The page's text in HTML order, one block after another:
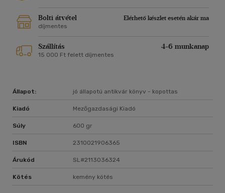
Bolti átvétel
Elérhető készlet esetén akár ma
díjmentes
Szállítás 4-6 munkanap
15 000 Ft felett díjmentes
Állapot: jó állapotú antikvár könyv - kopottas
Kiadó Mezőgazdasági Kiadó
Súly 600 gr
ISBN 2310021906365
Árukód SL#2113036324
Kötés kemény kötés